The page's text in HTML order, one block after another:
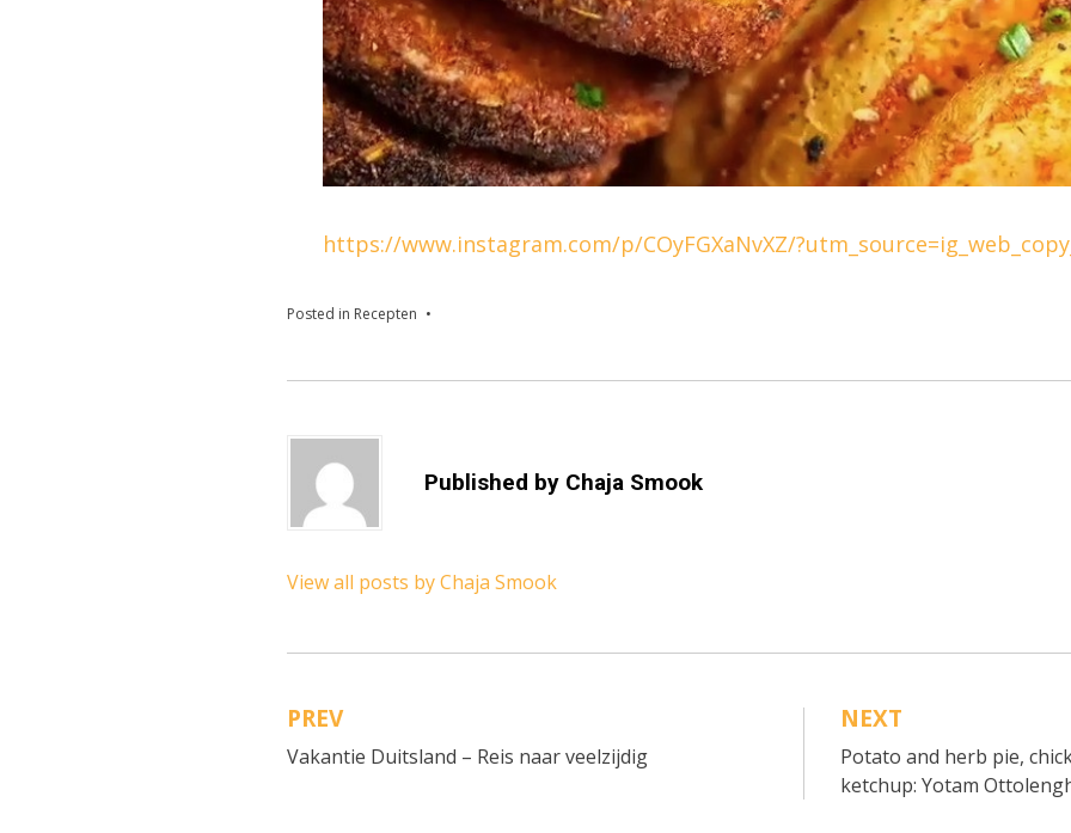
https://www.instagram.com/p/COyFGXaNvXZ/
Posted in Recepten
Published by Chaja Smook
View all posts by Chaja Smook
Bericht
navigatie
PREV
Vakantie Duitsland – Reis naar veelzijdig
NEXT
Potato and herb pie,
ketchup: Yotam